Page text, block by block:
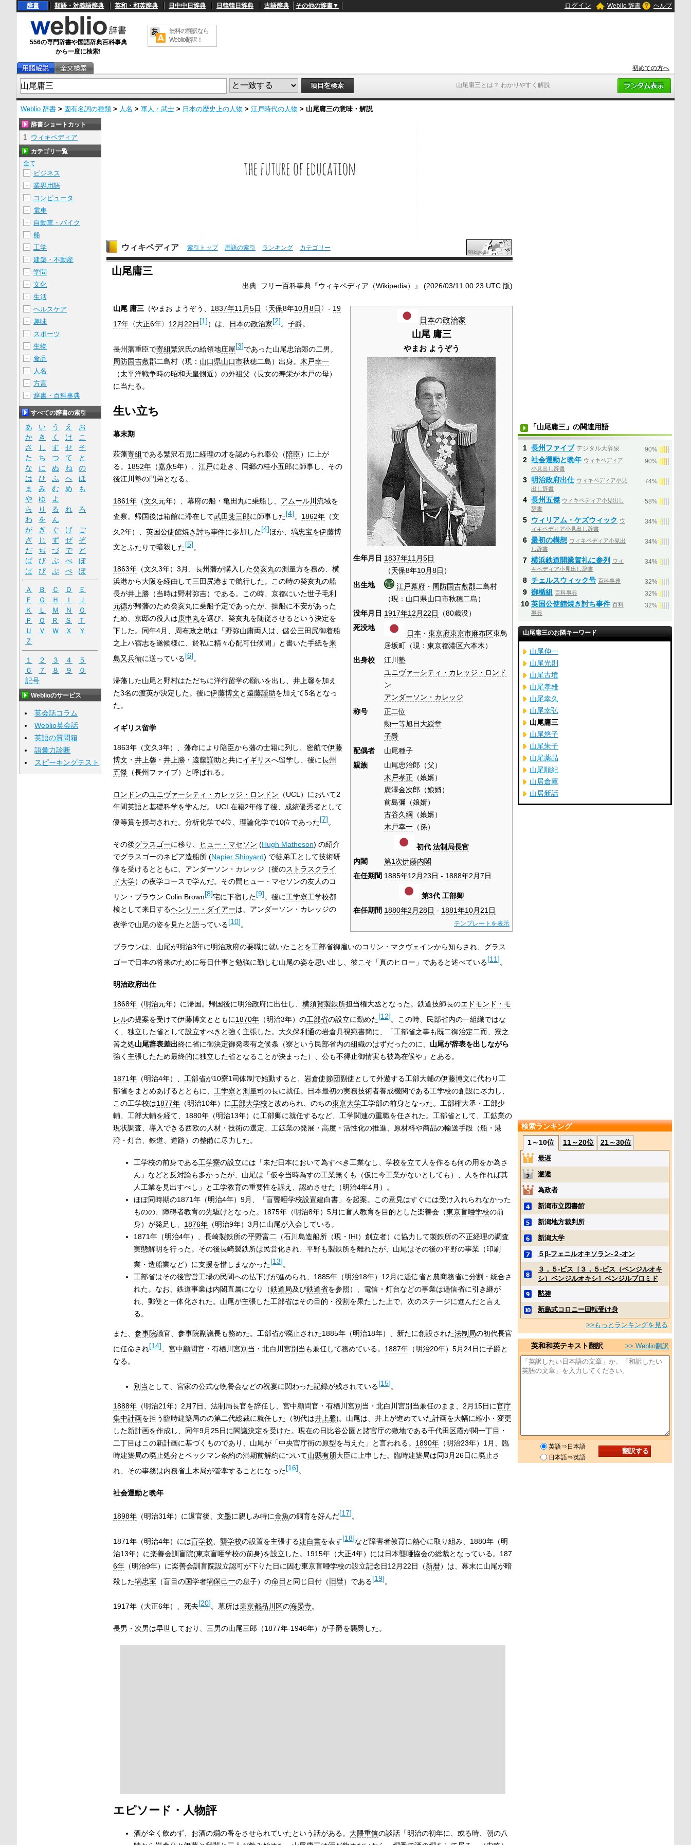
山尾庸三とは？ わかりやすく解説
辞書 類語・対義語辞典 英和・和英辞典 日中中日辞典 日韓韓日辞典 古語辞典 その他の辞書▼ ログイン Weblio 辞書 ヘルプ
556の専門辞書や国語辞典百科事典
から一度に検索!
無料の翻訳なら
Weblio翻訳！
初めての方へ
Weblio 辞書 > 固有名詞の種類 > 人名 > 軍人・武士 > 日本の歴史上の人物 > 江戸時代の人物 > 山尾庸三の意味・解説
ウィキペディア 索引トップ 用語の索引 ランキング カテゴリー
山尾庸三
出典: フリー百科事典『ウィキペディア（Wikipedia）』 (2026/03/11 00:23 UTC 版)
日本の政治家
山尾 庸三
やまお ようぞう
生年月日 1837年11月5日
（天保8年10月8日 ）
出生地
江戸幕府 ・ 周防国吉敷郡二島村
（現： 山口県山口市秋穂二島）
没年月日 1917年12月22日
（80歳没）
死没地
日本 ・ 東京府東京市麻布区東鳥
居坂町（現： 東京都港区六本木）
出身校
江川塾
ユニヴァーシティ・カレッジ・ロンド
ン
アンダーソン・カレッジ
称号
正二位
勲一等旭日大綬章
子爵
配偶者
山尾種子
親族
山尾忠治郎（父）
木戸孝正 （娘婿）
廣澤金次郎 （娘婿）
前島彌（娘婿）
古谷久綱
（娘婿）
木戸幸一 （孫）
初代 法制局長官
内閣
第1次伊藤内閣
在任期間 1885年12月23日 - 1888年2月7日
第3代 工部卿
在任期間 1880年2月28日 - 1881年10月21日
テンプレートを表示
山尾 庸三（やまお ようぞう、 1837年11月5日 〈天保8年10月8日 〉- 19
17年〈大正6年〉 12月22日[1]）は、 日本の政治家[2]。 子爵。
長州藩重臣で寄組繁沢氏の給領地庄屋[3]であった山尾忠治郎の二男。
周防国吉敷郡二島村（現： 山口県山口市秋穂二島）出身。 木戸幸一
（太平洋戦争時の昭和天皇側近）の外祖父（長女の寿栄が木戸の母）
に当たる。
生い立ち
幕末期
萩藩寄組である繁沢石見に経理の才を認められ奉公（ 陪臣）に上が
る。 1852年（嘉永5年）、 江戸に赴き、同郷の桂小五郎に師事し、その
後江川塾の門弟となる。
1861年（文久 元年）、幕府の船・亀田丸に乗船し、 アムール川 流域を
査察。帰国後は箱館に滞在して武田斐三郎に師事した[4]。 1862年（文
久2年）、 英国公使館焼き討ち事件に参加した[4]ほか、 塙忠宝を伊藤博
文とふたりで暗殺した[5]。
1863年（文久3年）3月、長州藩が購入した癸亥丸の測量方を務め、横
浜港から大阪を経由して三田尻港まで航行した。この時の癸亥丸の船
長が井上勝（当時は野村弥吉）である。この時、京都にいた世子毛利
元徳が帰藩のため癸亥丸に乗船予定であったが、操船に不安があった
ため、京邸の役人は庚申丸を選び、癸亥丸を随従させるという決定を
下した。同年4月、 周布政之助は「野弥山庸両人は、儲公三田尻御着船
之上ハ宿志を遂候様に、於私に精々心配可仕候間」と書いた手紙を来
島又兵衛に送っている[6]。
帰藩した山尾と野村はただちに洋行留学の願いを出し、 井上馨を加え
た3名の渡英が決定した。後に伊藤博文と遠藤謹助を加えて5名となっ
た。
イギリス留学
1863年（文久3年）、藩命により陪臣から藩の士籍に列し、密航で伊藤
博文 ・ 井上馨 ・ 井上勝・ 遠藤謹助と共にイギリスへ留学し、後に長州
五傑 （長州ファイブ）と呼ばれる。
ロンドンのユニヴァーシティ・カレッジ・ロンドン （UCL）において2
年間英語と基礎科学を学んだ。 UCL在籍2年修了後、成績優秀者として
優等賞を授与された。分析化学で4位、理論化学で10位であった[7]。
その後グラスゴーに移り、 ヒュー・マセソン (Hugh Matheson) の紹介
でグラスゴーのネピア造船所(Napier Shipyard) で徒弟工として技術研
修を受けるとともに、アンダーソン・カレッジ（後のストラスクライ
ド大学）の夜学コースで学んだ。その間ヒュー・マセソンの友人のコ
リン・ブラウン Colin Brown[8]宅に下宿した[9]。後に工学寮工学校都
検として来日するヘンリー・ダイアーは、アンダーソン・カレッジの
夜学で山尾の姿を見たと語っている[10]。
ブラウンは、山尾が明治3年に明治政府の要職に就いたことを工部省御雇いのコリン・マクヴェインから知らされ、グラス
ゴーで日本の将来のために毎日仕事と勉強に勤しむ山尾の姿を思い出し、彼こそ「真のヒロー」であると述べている[11]。
明治政府出仕
1868年（明治元年）に帰国。帰国後に明治政府に出仕し、 横須賀製鉄所担当権大丞となった。鉄道技師長のエドモンド・モ
レルの提案を受けて伊藤博文とともに1870年（明治3年）の工部省の設立に勤めた[12]。この時、民部省内の一組織ではな
く、独立した省として設立すべきと強く主張した。 大久保利通の岩倉具視宛書簡に、「工部省之事も既二御治定二而、寮之
筈之処山尾辞表差出終に省に御決定御発表有之候条（寮という民部省内の組織のはずだったのに、 山尾が辞表を出しながら
強く主張したため最終的に独立した省となることが決まった）、公も不得止御情実も被為在候や」とある。
1871年（明治4年）、 工部省が10寮1司体制で始動すると、 岩倉使節団副使として外遊する工部大輔の伊藤博文に代わり工
部省をまとめあげるとともに、 工学寮と測量司の長に就任。日本最初の実務技術者養成機関である工学校の創設に尽力し、
この工学校は1877年（明治10年）に工部大学校と改められ、のちの東京大学工学部の前身となった。工部権大丞・工部少
輔、工部大輔を経て、 1880年（明治13年）に工部卿に就任するなど、工学関連の重職を任された。工部省として、工鉱業の
現状調査、導入できる西欧の人材・技術の選定、工鉱業の発展・高度・活性化の推進、原材料や商品の輸送手段（船・港
湾・灯台、鉄道、道路）の整備に尽力した。
工学校の前身である工学寮の設立には「未だ日本において為すべき工業なし、学校を立て人を作るも何の用をか為さ
ん」などと反対論も多かったが、山尾は「仮令当時為すの工業無くも（仮に今工業がないとしても）、人を作れば其
人工業を見出すべし」と工学教育の重要性を訴え、認めさせた（明治4年4月）。
ほぼ同時期の1871年（明治4年）9月、「盲聾唖学校設置建白書」を起案。この意見はすぐには受け入れられなかった
ものの、障碍者教育の先駆けとなった。1875年（明治8年）5月に盲人教育を目的とした楽善会（東京盲唖学校の前
身）が発足し、 1876年（明治9年）3月に山尾が入会している。
1871年（明治4年）、長崎製鉄所の平野富二 （石川島造船所（現・ IHI）創立者）に協力して製鉄所の不正経理の調査
実態解明を行った。その後長崎製鉄所は民営化され、平野も製鉄所を離れたが、山尾はその後の平野の事業（印刷
業・造船業など）に支援を惜しまなかった[13]。
工部省はその後官営工場の民間への払下げが進められ、 1885年（明治18年）12月に逓信省と 農商務省に分割・統合さ
れた。なお、鉄道事業は内閣直属になり（鉄道局及び鉄道省を参照）、電信・灯台などの事業は逓信省に引き継が
れ、郵便と一体化された。山尾が主張した工部省はその目的・役割を果たした上で、次のステージに進んだと言え
る。
また、 参事院議官、参事院副議長も務めた。工部省が廃止された1885年（明治18年）、新たに創設された法制局の初代長官
に任命され[14] 宮中顧問官 ・有栖川宮別当 ・北白川宮別当 も兼任して務めている。 1887年（明治20年）5月24日に子爵と
なる。
別当 として、宮家の公式な晩餐会などの祝宴に関わった記録が残されている[15]。
1888年（明治21年）2月7日、法制局長官を辞任し、宮中顧問官・有栖川宮別当・北白川宮別当兼任のまま、2月15日に官庁
集中計画を担う臨時建築局のの第二代総裁に就任した（初代は井上馨)。山尾は、井上が進めていた計画を大幅に縮小・変更
した新計画を作成し、同年9月25日に閣議決定を受けた。現在の日比谷公園と諸官庁の敷地である千代田区霞が関一丁目・
二丁目はこの新計画に基づくものであり、山尾が「中央官庁街の原型を与えた」と言われる。 1890年（明治23年）1月、臨
時建築局の廃止処分とベックマン条約の満期前解約について山縣有朋大臣に上申した。臨時建築局は同3月26日に廃止さ
れ、その事務は内務省土木局が管掌することになった[16]。
社会運動と晩年
1898年（明治31年）に退官後、文墨に親しみ特に金魚の飼育を好んだ[17]。
1871年（明治4年）には盲学校、 聾学校の設置を主張する建白書を表す[18]など障害者教育に熱心に取り組み、1880年（明
治13年）に楽善会訓盲院(東京盲唖学校の前身)を設立した。 1915年（大正4年）には日本聾唖協会の総裁となっている。 187
6年（明治9年）に楽善会訓盲院設立認可が下りた日に因む東京盲唖学校の設立記念日12月22日（新暦）は、幕末に山尾が暗
殺した塙忠宝 （盲目の国学者塙保己一の息子）の命日 と同じ日付（ 旧暦）である[19]。
1917年（大正6年）、死去[20]。墓所は東京都品川区の海晏寺。
長男・次男は早世しており、三男の山尾三郎（1877年-1946年）が子爵を襲爵した。
エピソード・人物評
酒が全く飲めず、お酒の燗の番をさせられていたという話がある。 大隈重信の談話「明治の初年に、或る時、朝の八
辞書ショートカット
1 ウィキペディア
カテゴリ一覧
全て
＋
ビジネス
＋ 業界用語
＋ コンピュータ
＋ 電車
＋ 自動車・バイク
＋ 船
＋ 工学
＋ 建築・不動産
＋ 学問
＋ 文化
＋ 生活
＋ ヘルスケア
＋ 趣味
＋ スポーツ
＋ 生物
＋ 食品
＋ 人名
＋ 方言
＋ 辞書・百科事典
すべての辞書の索引
あ い う え
お
か
き く け
こ
さ
し す せ
そ
た
ち つ て
と
な
に ぬ ね
の
は
ひ ふ へ
ほ
ま
み む め
も
や
ゆ
よ
ら
り る れ
ろ
わ
を
ん
が
ぎ ぐ げ
ご
ざ
じ ず ぜ
ぞ
だ
ぢ づ で
ど
ば
び ぶ べ
ぼ
ぱ
ぴ ぷ ぺ ぽ
Ａ Ｂ Ｃ Ｄ
Ｅ
Ｆ
Ｇ Ｈ Ｉ
Ｊ
Ｋ
Ｌ Ｍ Ｎ
Ｏ
Ｐ
Ｑ Ｒ Ｓ
Ｔ
Ｕ
Ｖ Ｗ Ｘ
Ｙ
Ｚ
１ ２ ３ ４
５
６
７ ８ ９
０
記号
Weblioのサービス
英会話コラム
Weblio英会話
英語の質問箱
語彙力診断
スピーキングテスト
「山尾庸三」の関連用語
1 長州ファイブ デジタル大辞泉 90%
2 社会運動と晩年 ウィキペディア
小見出し辞書
90%
3 明治政府出仕 ウィキペディア小見
出し辞書
74%
4 長州五傑 ウィキペディア小見出し
辞書
58%
5 ウィリアム・ケズウィック ウ
ィキペディア小見出し辞書
34%
6 最初の構想 ウィキペディア小見出
し辞書
34%
7 横浜鉄道開業賀礼に参列
ウィ
キペディア小見出し辞書
34%
8 チェルスウィック号 百科事典 32%
9 御楯組 百科事典 32%
10 英国公使館焼き討ち事件 百科
事典
32%
山尾庸三のお隣キーワード
山尾伸一
山尾光則
山尾古墳
山尾孝雄
山尾幸久
山尾幸弘
山尾庸三
山尾悠子
山尾朱子
山尾薬品
山尾順紀
山居倉庫
山居新話
検索ランキング
1～10位
11～20位 21～30位
最遅
邂逅
為政者
新潟市立図書館
新潟地方裁判所
新潟大学
５β‐フェニルオキソラン‐２‐オン
３，５‐ビス［３，５‐ビス（ベンジルオキ
シ）ベンジルオキシ］ベンジルブロミド
黙祷
新島式コロニー回転受け身
>>もっとランキングを見る
英和和英テキスト翻訳 >> Weblio翻訳
英語⇒日本語
日本語⇒英語